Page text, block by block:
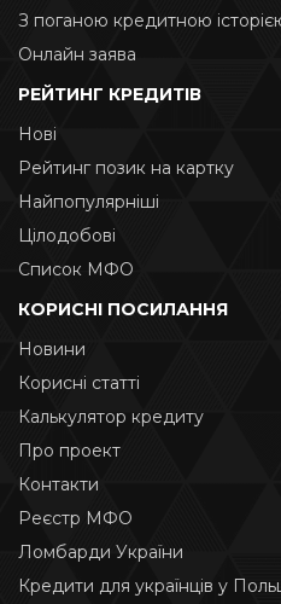
З поганою кредитною
Онлайн заява
РЕЙТИНГ КРЕДИТІВ
Нові
Рейтинг позик на картку
Найпопулярніші
Цілодобові
Список МФО
КОРИСНІ ПОСИЛАННЯ
Новини
Корисні статті
Калькулятор кредиту
Про проект
Контакти
Реєстр МФО
Ломбарди України
Кредити для українців у